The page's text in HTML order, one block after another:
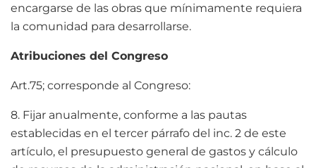
encargarse de las obras que mínimamente requiera
la comunidad para desarrollarse.
Atribuciones del Congreso
Art.75; corresponde al Congreso:
8. Fijar anualmente, conforme a las pautas
establecidas en el tercer párrafo del inc. 2 de este
artículo, el presupuesto general de gastos y cálculo